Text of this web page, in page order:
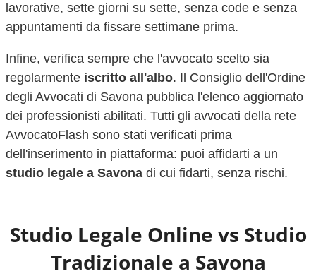
lavorative, sette giorni su sette, senza code e senza
appuntamenti da fissare settimane prima.
Infine, verifica sempre che l'avvocato scelto sia
regolarmente iscritto all'albo. Il Consiglio dell'Ordine
degli Avvocati di Savona pubblica l'elenco aggiornato
dei professionisti abilitati. Tutti gli avvocati della rete
AvvocatoFlash sono stati verificati prima
dell'inserimento in piattaforma: puoi affidarti a un
studio legale a Savona di cui fidarti, senza rischi.
Studio Legale Online vs Studio
Tradizionale a Savona